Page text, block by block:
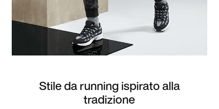
Stile da running ispirato alla
tradizione